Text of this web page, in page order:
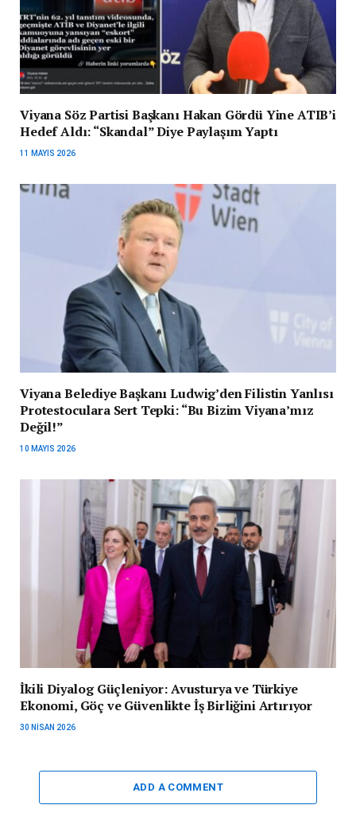
Viyana Söz Partisi Başkanı Hakan Gördü Yine ATIB’i
Hedef Aldı: “Skandal” Diye Paylaşım Yaptı
11 MAYIS 2026
Viyana Belediye Başkanı Ludwig’den Filistin Yanlısı
Protestoculara Sert Tepki: “Bu Bizim Viyana’mız
Değil!”
10 MAYIS 2026
İkili Diyalog Güçleniyor: Avusturya ve Türkiye
Ekonomi, Göç ve Güvenlikte İş Birliğini Artırıyor
30 NISAN 2026
ADD A COMMENT